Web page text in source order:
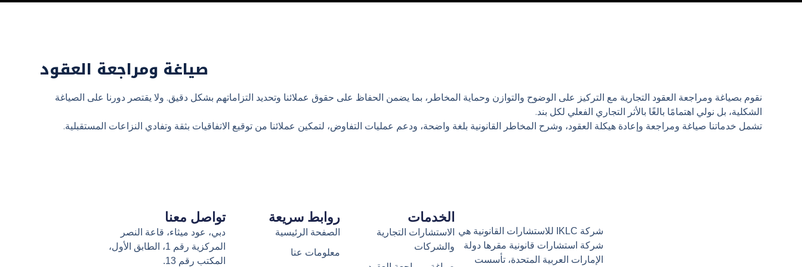
تقدم شركة IKLC للاستشارات القانونية خدمات استشارية قانونية استراتيجية وموجهة نحو الأعمال للشركات
وإرشادات موثوقة تدعم اتخاذ قرارات سليمة.
صياغة ومراجعة العقود
نقوم بصياغة ومراجعة العقود التجارية مع التركيز على الوضوح والتوازن وحماية المخاطر، بما يضمن الحفاظ على حقوق عملائنا وتحديد التزاماتهم بشكل دقيق. ولا يقتصر دورنا على الصياغة
الشكلية، بل نولي اهتمامًا بالغًا بالأثر التجاري الفعلي لكل بند.
تشمل خدماتنا صياغة ومراجعة وإعادة هيكلة العقود، وشرح المخاطر القانونية بلغة واضحة، ودعم عمليات التفاوض، لتمكين عملائنا من توقيع الاتفاقيات بثقة وتفادي النزاعات المستقبلية.
شركة IKLC للاستشارات القانونية هي
شركة استشارات قانونية مقرها دولة
الإمارات العربية المتحدة، تأسست
الخدمات
الاستشارات التجارية
والشركات
روابط سريعة
الصفحة الرئيسية
معلومات عنا
تواصل معنا
دبي، عود ميثاء، قاعة النصر
المركزية رقم 1، الطابق الأول،
المكتب رقم 13.